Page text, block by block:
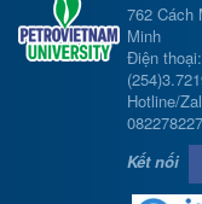
762 Cách
Minh
Điện
Hotline/
Kết nối